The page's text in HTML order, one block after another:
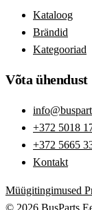
Kataloog
Brändid
Kategooriad
Võta ühendust
+372 5018
+372 5665
Kontakt
Müügitingimused
© 2026 BusParts